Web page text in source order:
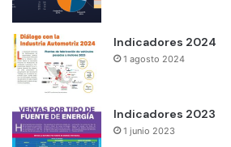
Indicadores 2024
1 agosto 2024
Indicadores 2023
1 junio 2023